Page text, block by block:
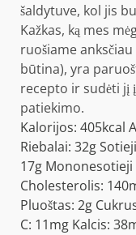
šaldytuve, kol jis
Kažkas, ką mes
ruošiame
būtina), yra
recepto ir sudėti jį
patiekimo.
Kalorijos: 405kcal
Riebalai: 32g
17g Mononesotieji
Cholesterolis: 140
Pluoštas: 2g
C: 11mg Kalcis: 38